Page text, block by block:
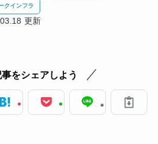
クインフラ
をシェアしよう